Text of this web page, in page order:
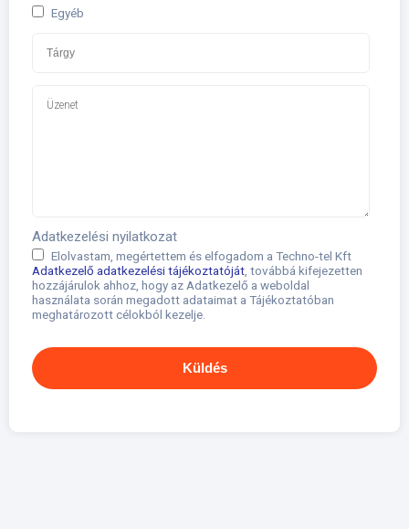
Egyéb
Adatkezelési nyilatkozat
Elolvastam, megértettem és elfogadom a Techno-tel Kft
Adatkezelő adatkezelési tájékoztatóját , továbbá kifejezetten
hozzájárulok ahhoz, hogy az Adatkezelő a weboldal
használata során megadott adataimat a Tájékoztatóban
meghatározott célokból kezelje.
Küldés